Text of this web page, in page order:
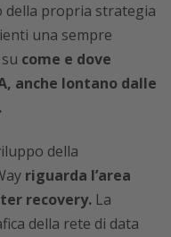
della propria strategia
una sempre
come e dove
anche lontano dalle
della
riguarda l’area
recovery. La
della rete di data